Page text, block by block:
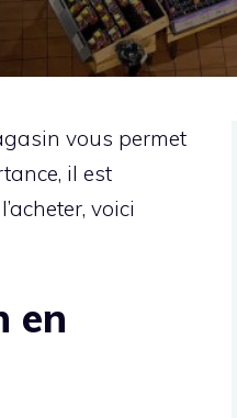
vous permet
il est
voici
en